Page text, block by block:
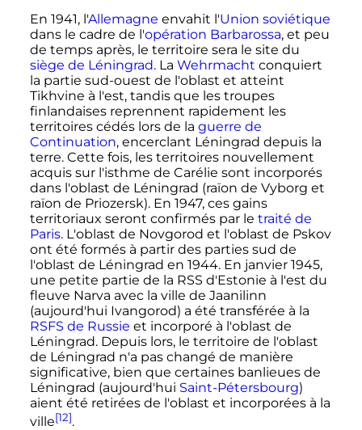
En 1941, l'Allemagne envahit l'Union soviétique
dans le cadre de l'opération Barbarossa, et peu
de temps après, le territoire sera le site du
siège de Léningrad. La Wehrmacht conquiert
la partie sud-ouest de l'oblast et atteint
Tikhvine à l'est, tandis que les troupes
finlandaises reprennent rapidement les
territoires cédés lors de la guerre de
Continuation, encerclant Léningrad depuis la
terre. Cette fois, les territoires nouvellement
acquis sur l'isthme de Carélie sont incorporés
dans l'oblast de Léningrad (raïon de Vyborg et
raïon de Priozersk). En 1947, ces gains
territoriaux seront confirmés par le traité de
Paris. L'oblast de Novgorod et l'oblast de Pskov
ont été formés à partir des parties sud de
l'oblast de Léningrad en 1944. En janvier 1945,
une petite partie de la RSS d'Estonie à l'est du
fleuve Narva avec la ville de Jaanilinn
(aujourd'hui Ivangorod) a été transférée à la
RSFS de Russie et incorporé à l'oblast de
Léningrad. Depuis lors, le territoire de l'oblast
de Léningrad n'a pas changé de manière
significative, bien que certaines banlieues de
Léningrad (aujourd'hui Saint-Pétersbourg)
aient été retirées de l'oblast et incorporées à la
ville[12].